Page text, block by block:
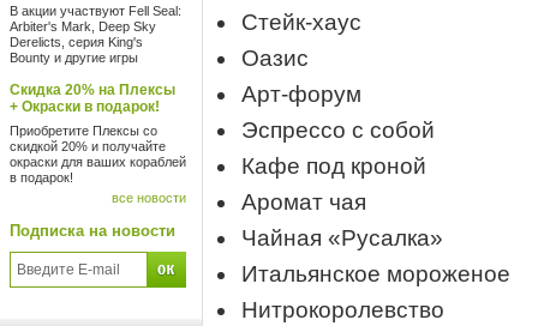
В акции участвуют Fell Seal:
Arbiter's Mark, Deep Sky
Derelicts, серия King's
Bounty и другие игры
Скидка 20% на Плексы
+ Окраски в подарок!
Приобретите Плексы со
скидкой 20% и получайте
окраски для ваших кораблей
в подарок!
все новости
Подписка на новости
Стейк-хаус
Оазис
Арт-форум
Эспрессо с собой
Кафе под кроной
Аромат чая
Чайная «Русалка»
Итальянское мороженое
Нитрокоролевство